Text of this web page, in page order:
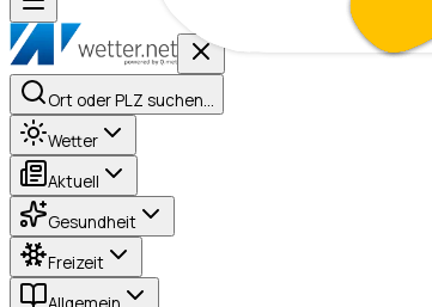
Ort oder PLZ suchen…
Wetter
Aktuell
Gesundheit
Freizeit